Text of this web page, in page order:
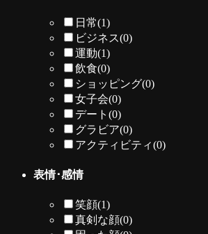
日常(1)
ビジネス(0)
運動(1)
飲食(0)
ショッピング(0)
女子会(0)
デート (0)
グラビア(0)
アクティビティ(0)
表情･感情
笑顔(1)
真剣な顔(0)